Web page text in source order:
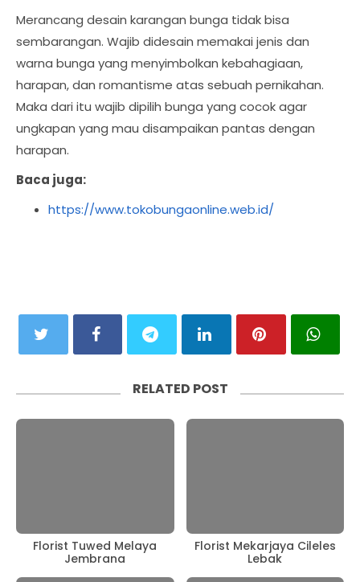
Merancang desain karangan bunga tidak bisa
sembarangan. Wajib didesain memakai jenis dan
warna bunga yang menyimbolkan kebahagiaan,
harapan, dan romantisme atas sebuah pernikahan.
Maka dari itu wajib dipilih bunga yang cocok agar
ungkapan yang mau disampaikan pantas dengan
harapan.
Baca juga:
https://www.tokobungaonline.web.id/
RELATED POST
Florist Tuwed Melaya
Jembrana
Florist Mekarjaya Cileles
Lebak